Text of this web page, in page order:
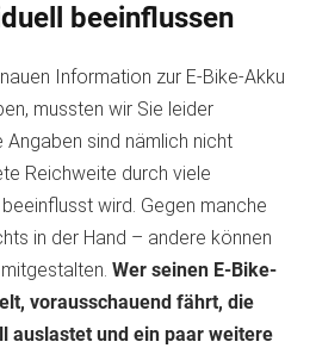
beeinflussen
Information zur E-Bike-Akku
mussten wir Sie leider
sind nämlich nicht
Reichweite durch viele
wird. Gegen manche
in der Hand – andere können
Wer seinen E-Bike-
vorausschauend fährt, die
auslastet und ein paar weitere